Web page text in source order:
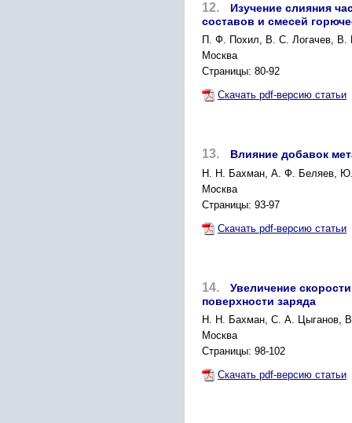
12.
Изучение слияния
составов и смесей
П. Ф. Похил, В. С. Логачев,
Москва
Страницы: 80-92
Скачать pdf-версию статьи
13. Влияние добавок
Н. Н. Бахман, А. Ф. Беляев,
Москва
Страницы: 93-97
Скачать pdf-версию статьи
14.
Увеличение
поверхности заряда
Н. Н. Бахман, С. А. Цыганов,
Москва
Страницы: 98-102
Скачать pdf-версию статьи